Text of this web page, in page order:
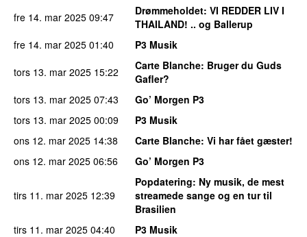
fre 14. mar 2025 09:47 Drømmeholdet: VI REDDER LIV I
THAILAND! .. og Ballerup
fre 14. mar 2025 01:40
P3 Musik
tors 13. mar 2025 15:22 Carte Blanche: Bruger du Guds
Gafler?
tors 13. mar 2025 07:43
Go’ Morgen P3
tors 13. mar 2025 00:09
P3 Musik
ons 12. mar 2025 14:38 Carte Blanche: Vi har fået gæster!
ons 12. mar 2025 06:56 Go’ Morgen P3
tirs 11. mar 2025 12:39
Popdatering: Ny musik, de mest
streamede sange og en tur til
Brasilien
tirs 11. mar 2025 04:40 P3 Musik